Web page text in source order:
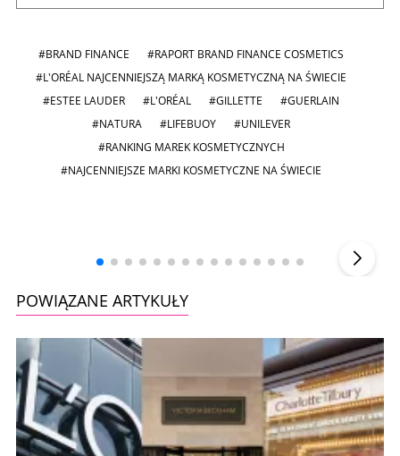
#BRAND FINANCE
#RAPORT BRAND FINANCE COSMETICS
#L'ORÉAL NAJCENNIEJSZĄ MARKĄ KOSMETYCZNĄ NA ŚWIECIE
#ESTEE LAUDER
#L'ORÉAL #GILLETTE
#GUERLAIN
#NATURA
#LIFEBUOY
#UNILEVER
#RANKING MAREK KOSMETYCZNYCH
#NAJCENNIEJSZE MARKI KOSMETYCZNE NA ŚWIECIE
POWIĄZANE ARTYKUŁY